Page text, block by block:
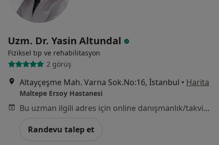
Uzm. Dr. Yasin Altundal
Fiziksel tıp ve rehabilitasyon
2 görüş
Altayçeşme Mah. Varna Sok.No:16, İstanbul • Harita
Maltepe Ersoy Hastanesi
Bu uzman ilgili adres için online danışmanlık/takvim sunmuyor.
Randevu talep et